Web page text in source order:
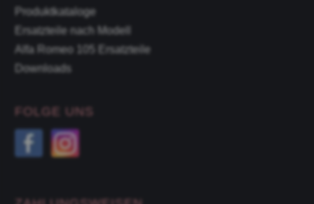
Produktkataloge
Ersatzteile nach Modell
Alfa Romeo 105 Ersatzteile
Downloads
FOLGE UNS